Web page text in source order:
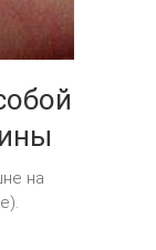
на